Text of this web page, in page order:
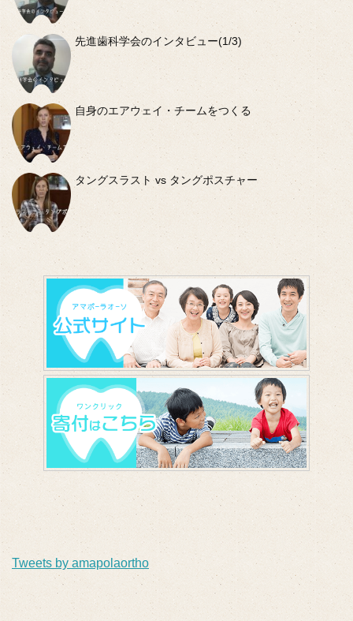
先進歯科学会のインタビュー(1/3)
自身のエアウェイ・チームをつくる
タングスラスト vs タングポスチャー
Tweets by amapolaortho